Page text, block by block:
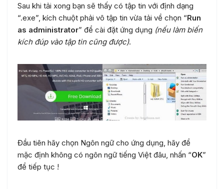
Sau khi tải xong bạn sẽ thấy có tập tin với định dạng
“.exe”, kích chuột phải vô tập tin vừa tải về chọn “Run
as administrator” để cài đặt ứng dụng (nếu làm biến
kích đúp vào tập tin cũng được).
Đầu tiên hãy chọn Ngôn ngữ cho ứng dụng, hãy để
mặc định không có ngôn ngữ tiếng Việt đâu, nhấn “OK”
để tiếp tục !